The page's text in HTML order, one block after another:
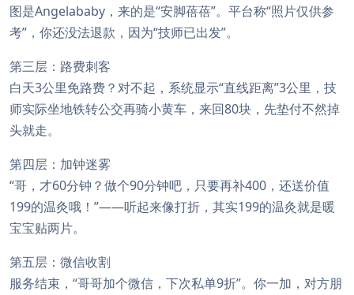
图是Angelababy，来的是“安脚蓓蓓”。平台称“照片仅供参
考”，你还没法退款，因为“技师已出发”。
第三层：路费刺客
白天3公里免路费？对不起，系统显示“直线距离”3公里，技
师实际坐地铁转公交再骑小黄车，来回80块，先垫付不然掉
头就走。
第四层：加钟迷雾
“哥，才60分钟？做个90分钟吧，只要再补400，还送价值
199的温灸哦！”——听起来像打折，其实199的温灸就是暖
宝宝贴两片。
第五层：微信收割
服务结束，“哥哥加个微信，下次私单9折”。你一加，对方朋